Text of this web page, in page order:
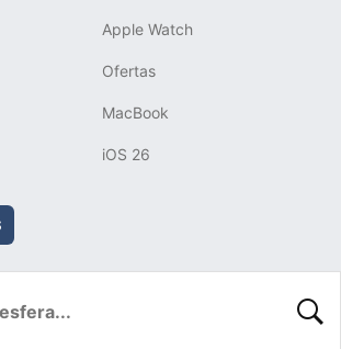
Apple Watch
Ofertas
MacBook
iOS 26